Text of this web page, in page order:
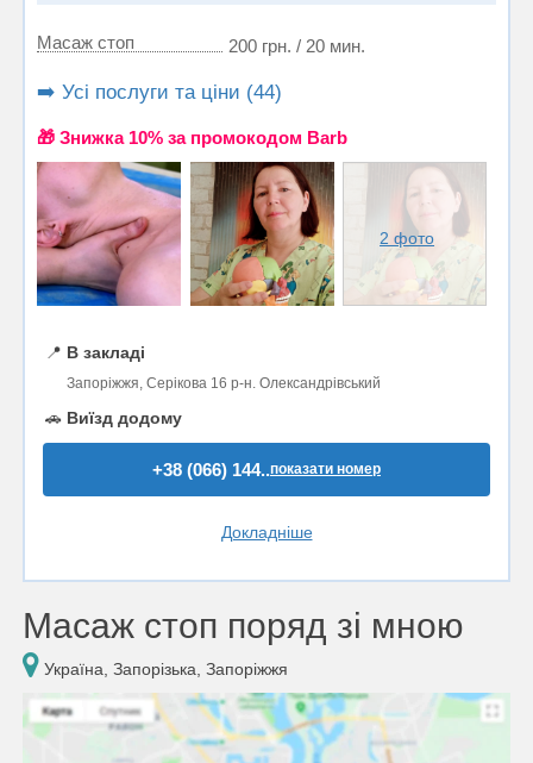
Масаж стоп 200 грн. / 20 мин.
➡️ Усі послуги та ціни (44)
🎁 Знижка 10% за промокодом Barb
2 фото
📍 В закладі
Запоріжжя, Серікова 16 р-н. Олександрівський
🚗 Виїзд додому
+38 (066) 144..показати номер
Докладніше
Масаж стоп поряд зі мною
Україна, Запорізька, Запоріжжя